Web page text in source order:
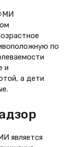
по
и
а дети
является